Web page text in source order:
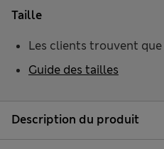
Description du produit
Taille
Les clients trouvent que
Guide des tailles